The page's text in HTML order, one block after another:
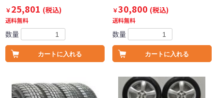
￥25,801 (税込)
送料無料
数量
カートに入れる
￥30,800 (税込)
送料無料
数量
カートに入れる